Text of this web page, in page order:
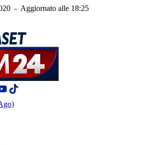
- Aggiornato alle 18:25